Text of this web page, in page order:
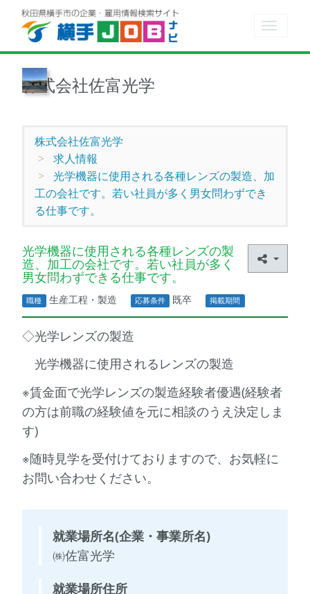
Toggle
株式会社佐富光学
株式会社佐富光学
求人情報
光学機器に使用される各種レンズの製造、加
工の会社です。若い社員が多く男女問わずでき
る仕事です。
光学機器に使用される各種レンズの製
造、加工の会社です。若い社員が多く
男女問わずできる仕事です。
職種 生産工程・製造 応募条件 既卒 掲載期間
◇光学レンズの製造
光学機器に使用されるレンズの製造
※賃金面で光学レンズの製造経験者優遇(経験者
の方は前職の経験値を元に相談のうえ決定しま
す)
※随時見学を受付けておりますので、お気軽に
お問い合わせください。
就業場所名(企業・事業所名)
㈱佐富光学
就業場所住所